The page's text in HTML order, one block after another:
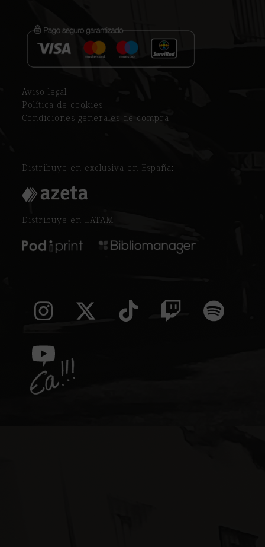
Aviso legal
Política de cookies
Condiciones generales de compra
Distribuye en exclusiva en España:
Distribuye en LATAM:
Instagram
TwitterTiktokTwitch
YouTube